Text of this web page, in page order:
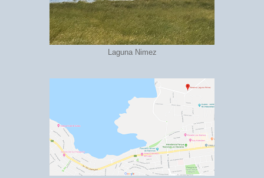
Laguna Nimez